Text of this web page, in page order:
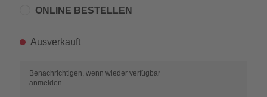
ONLINE BESTELLEN
Ausverkauft
Benachrichtigen, wenn wieder verfügbar
anmelden